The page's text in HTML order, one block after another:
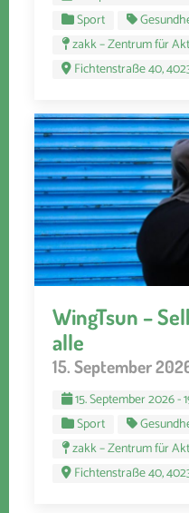
Sport
zakk – Zentrum für
Fichtenstraße 40,
WingTsun –
alle
15. September
15. September 2026 -
Sport
zakk – Zentrum für
Fichtenstraße 40,